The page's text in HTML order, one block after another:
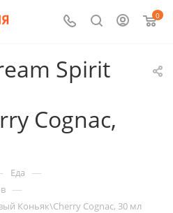
0
Spirit
Сognac,
Еда —
—
Коньяк\Cherry Сognac, 30 мл